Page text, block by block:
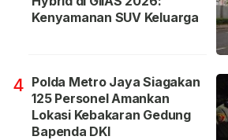
Kenyamanan SUV Keluarga
4 Polda Metro Jaya Siagakan
125 Personel Amankan
Lokasi Kebakaran Gedung
Bapenda DKI